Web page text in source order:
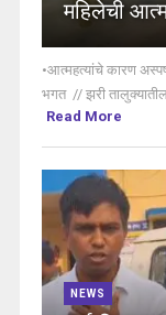
महिलेची
•आत्महत्यांचे कारण
भगत // झरी तालुक्यातील
Read More
NEWS